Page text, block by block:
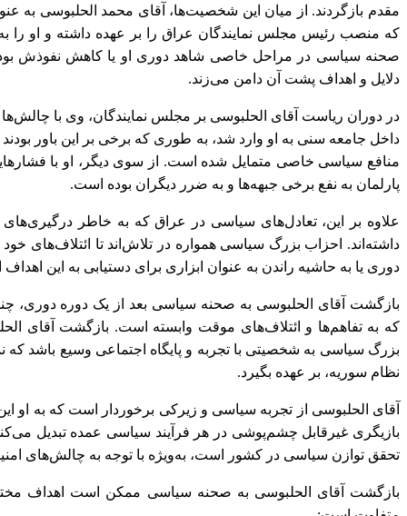
مقدم بازگردند. از میان این شخصیت‌ها، آقای محمد الحلبوسی به
که منصب رئیس مجلس نمایندگان عراق را بر عهده داشته و او را
صحنه سیاسی در مراحل خاصی شاهد دوری او یا کاهش نفوذش بوده
دلایل و اهداف پشت آن دامن می‌زند.
در دوران ریاست آقای الحلبوسی بر مجلس نمایندگان، وی با
داخل جامعه سنی به او وارد شد، به طوری که برخی بر این باور
منافع سیاسی خاصی متمایل شده است. از سوی دیگر، او با
پارلمان به نفع برخی جبهه‌ها و به ضرر دیگران بوده است.
علاوه بر این، تعادل‌های سیاسی در عراق که به خاطر
داشته‌اند. احزاب بزرگ سیاسی همواره در تلاش‌اند تا ائتلاف‌های
دوری یا به حاشیه راندن به عنوان ابزاری برای دستیابی به این
بازگشت آقای الحلبوسی به صحنه سیاسی بعد از یک دوره دوری،
که به تفاهم‌ها و ائتلاف‌های موقت وابسته است. بازگشت آقای
بزرگ سیاسی به شخصیتی با تجربه و پایگاه اجتماعی وسیع باشد
نظام سوریه، بر عهده بگیرد.
آقای الحلبوسی از تجربه سیاسی و زیرکی برخوردار است که به او
بازیگری غیرقابل چشم‌پوشی در هر فرآیند سیاسی عمده تبدیل
تحقق توازن سیاسی در کشور است، به‌ویژه با توجه به چالش‌های
بازگشت آقای الحلبوسی به صحنه سیاسی ممکن است اهداف